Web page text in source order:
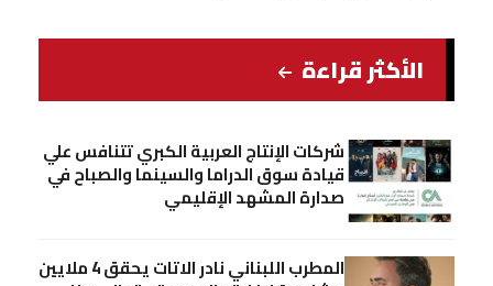
الأكثر قراءة
شركات الإنتاج العربية الكبري تتنافس علي
قيادة سوق الدراما والسينما والصباح في
صدارة المشهد الإقليمي
المطرب اللبناني نادر الاتات يحقق 4 ملايين